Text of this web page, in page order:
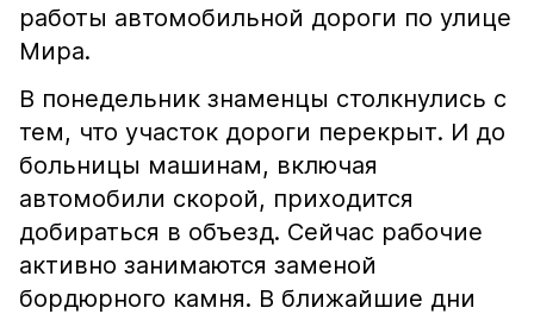
работы автомобильной дороги по улице
Мира.
В понедельник знаменцы столкнулись с
тем, что участок дороги перекрыт. И до
больницы машинам, включая
автомобили скорой, приходится
добираться в объезд. Сейчас рабочие
активно занимаются заменой
бордюрного камня. В ближайшие дни